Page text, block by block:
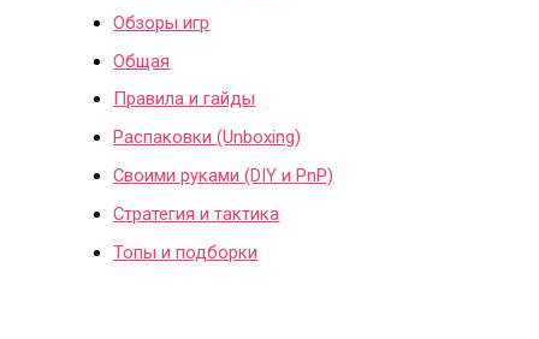
Обзоры игр
Общая
Правила и гайды
Распаковки (Unboxing)
Своими руками (DIY и PnP)
Стратегия и тактика
Топы и подборки